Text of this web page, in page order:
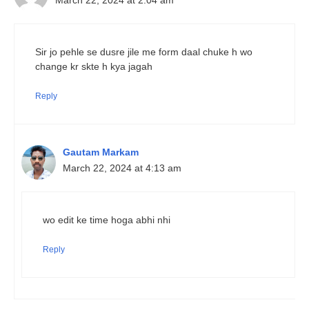
Sir jo pehle se dusre jile me form daal chuke h wo
change kr skte h kya jagah
Reply
Gautam Markam
March 22, 2024 at 4:13 am
wo edit ke time hoga abhi nhi
Reply